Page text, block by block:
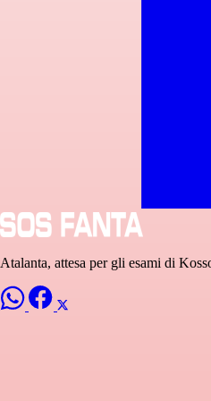
Atalanta, attesa per gli esami di